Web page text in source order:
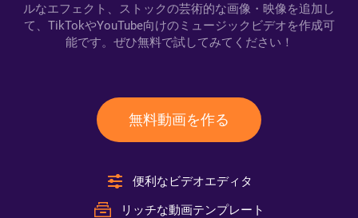
ルなエフェクト、ストックの芸術的な画像・映像を追加し
て、TikTokやYouTube向けのミュージックビデオを作成可
能です。ぜひ無料で試してみてください！
無料動画を作る
便利なビデオエディタ
リッチな動画テンプレート